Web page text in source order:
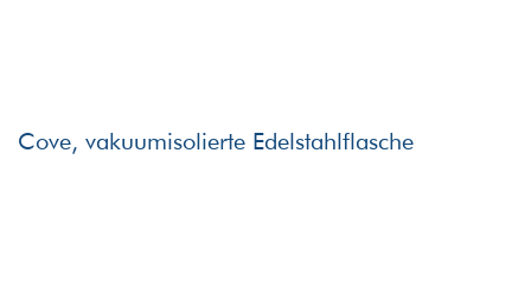
Cove, vakuumisolierte Edelstahlflasche